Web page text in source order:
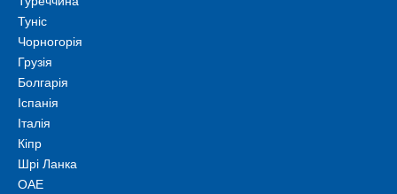
Туніс
Чорногорія
Грузія
Болгарія
Іспанія
Італія
Кіпр
Шрі Ланка
ОАЕ